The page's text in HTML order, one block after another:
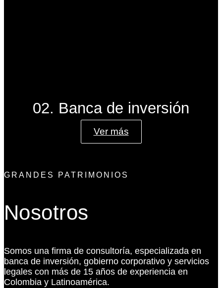
02. Banca de inversión
Ver más
GRANDES PATRIMONIOS
Nosotros
Somos una firma de consultoría, especializada en
banca de inversión, gobierno corporativo y servicios
legales con más de 15 años de experiencia en
Colombia y Latinoamérica.